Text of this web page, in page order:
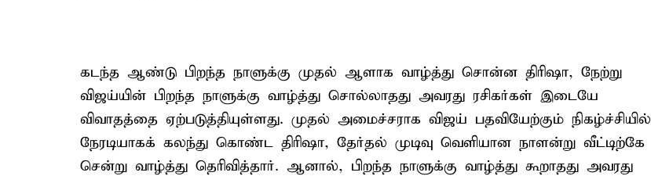
கடந்த ஆண்டு பிறந்த நாளுக்கு முதல் ஆளாக வாழ்த்து சொன்ன திரிஷா, நேற்று
விஜய்யின் பிறந்த நாளுக்கு வாழ்த்து சொல்லாதது அவரது ரசிகர்கள் இடையே
விவாதத்தை ஏற்படுத்தியுள்ளது. முதல் அமைச்சராக விஜய் பதவியேற்கும் நிகழ்ச்சியில்
நேரடியாகக் கலந்து கொண்ட திரிஷா, தேர்தல் முடிவு வெளியான நாளன்று வீட்டிற்கே
சென்று வாழ்த்து தெரிவித்தார். ஆனால், பிறந்த நாளுக்கு வாழ்த்து கூறாதது அவரது